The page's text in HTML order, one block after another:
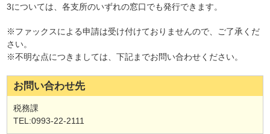
3については、各支所のいずれの窓口でも発行できます。
※ファックスによる申請は受け付けておりませんので、ご了承くだ
さい。
※不明な点につきましては、下記までお問い合わせください。
お問い合わせ先
税務課
TEL:0993-22-2111